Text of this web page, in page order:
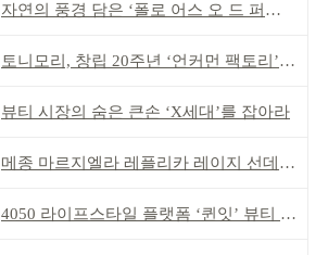
자연의 풍경 담은 ‘폴로 어스 오 드 퍼퓸’ 4종 출시
토니모리, 창립 20주년 ‘언커먼 팩토리’ 팝업 성료
뷰티 시장의 숨은 큰손 ‘X세대’를 잡아라
메종 마르지엘라 레플리카 레이지 선데이 모닝 디퓨저
4050 라이프스타일 플랫폼 ‘퀸잇’ 뷰티 성장세